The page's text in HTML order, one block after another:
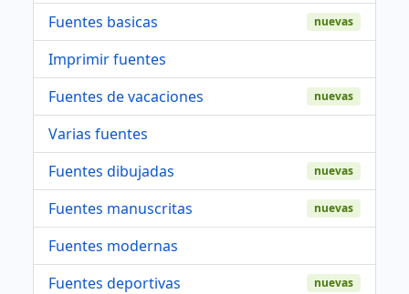
Fuentes basicas nuevas
Imprimir fuentes
Fuentes de vacaciones
nuevas
Varias fuentes
Fuentes dibujadas
nuevas
Fuentes manuscritas nuevas
Fuentes modernas
Fuentes deportivas
nuevas